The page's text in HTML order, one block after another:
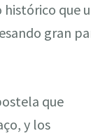
que
gran
que
y los